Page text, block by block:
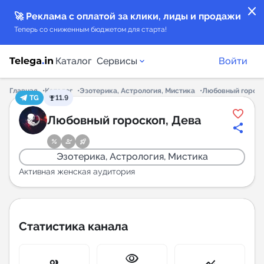
close
🚀 Реклама с оплатой за клики, лиды и продажи
Теперь со сниженным бюджетом для старта!
Каталог Сервисы
Каталог каналов
Каталог ботов
Горящие предложения
Индекс читаемости каналов в Telegram
New
Войти
Главная Каталог Эзотерика, Астрология, Мистика
Любовный
TG
11.9
Любовный гороскоп, Дева
Эзотерика, Астрология, Мистика
Активная женская аудитория
Статистика канала
visibility